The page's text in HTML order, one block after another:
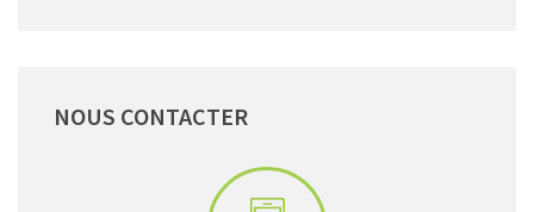
NOUS CONTACTER